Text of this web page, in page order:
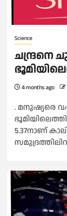
Science
ചന്ദ്രനെ
4 months ago
. മനുഷ്യരെ
5.37നാണ്